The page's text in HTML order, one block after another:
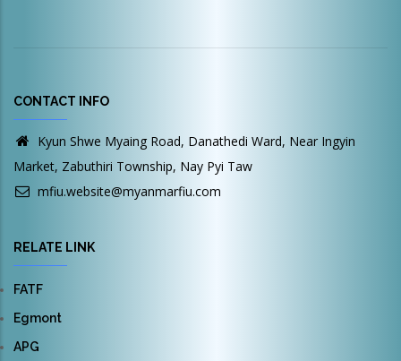
CONTACT INFO
Kyun Shwe Myaing Road, Danathedi Ward, Near Ingyin
Market, Zabuthiri Township, Nay Pyi Taw
mfiu.website@myanmarfiu.com
RELATE LINK
FATF
Egmont
APG